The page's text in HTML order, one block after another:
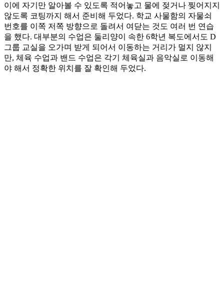
이에 자기만 알아볼 수 있도록 적어놓고 물에 젖거나 찢어지지
않도록 코팅까지 해서 준비해 두었다. 학교 사물함의 자물쇠
번호를 이쪽 저쪽 방향으로 돌려서 여닫는 것도 여러 번 연습
을 했다. 대부분의 수업은 둘리양이 속한 6학년 복도에서도 D
그룹 교실을 오가며 받게 되어서 이동하는 거리가 멀지 않지
만, 체육 수업과 밴드 수업은 각기 체육실과 음악실로 이동해
야 해서 정확한 위치를 잘 확인해 두었다.